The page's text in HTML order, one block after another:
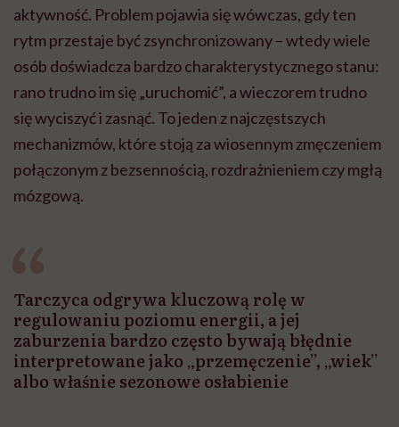
aktywność. Problem pojawia się wówczas, gdy ten
rytm przestaje być zsynchronizowany – wtedy wiele
osób doświadcza bardzo charakterystycznego stanu:
rano trudno im się „uruchomić”, a wieczorem trudno
się wyciszyć i zasnąć. To jeden z najczęstszych
mechanizmów, które stoją za wiosennym zmęczeniem
połączonym z bezsennością, rozdrażnieniem czy mgłą
mózgową.
Tarczyca odgrywa kluczową rolę w
regulowaniu poziomu energii, a jej
zaburzenia bardzo często bywają błędnie
interpretowane jako „przemęczenie”, „wiek”
albo właśnie sezonowe osłabienie